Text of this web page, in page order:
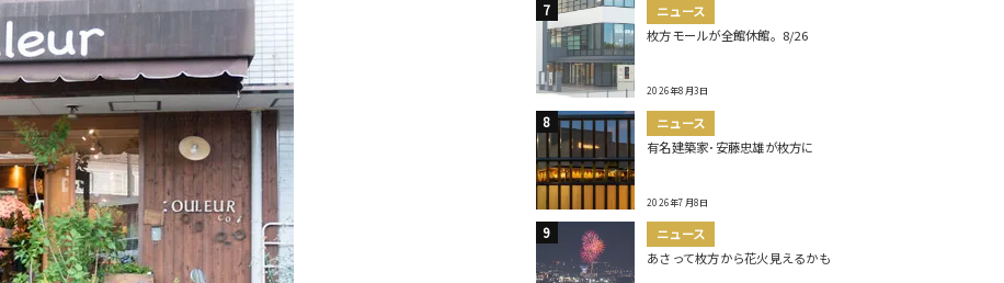
ニュース
枚方モールが全館休館。8/26
2026年8月3日
ニュース
有名建築家･安藤忠雄が枚方に
2026年7月8日
ニュース
あさって枚方から花火見えるかも